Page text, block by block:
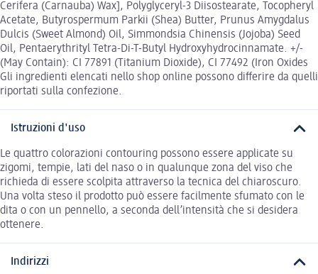
Cerifera (Carnauba) Wax], Polyglyceryl-3 Diisostearate, Tocopheryl
Acetate, Butyrospermum Parkii (Shea) Butter, Prunus Amygdalus
Dulcis (Sweet Almond) Oil, Simmondsia Chinensis (Jojoba) Seed
Oil, Pentaerythrityl Tetra-Di-T-Butyl Hydroxyhydrocinnamate. +/-
(May Contain): CI 77891 (Titanium Dioxide), CI 77492 (Iron Oxides
Gli ingredienti elencati nello shop online possono differire da quelli
riportati sulla confezione.
Istruzioni d'uso
Le quattro colorazioni contouring possono essere applicate su
zigomi, tempie, lati del naso o in qualunque zona del viso che
richieda di essere scolpita attraverso la tecnica del chiaroscuro.
Una volta steso il prodotto può essere facilmente sfumato con le
dita o con un pennello, a seconda dell’intensità che si desidera
ottenere.
Indirizzi